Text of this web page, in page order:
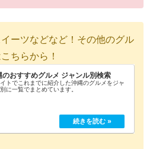
ーツなどなど！その他のグル
ちらから！
のおすすめグルメ ジャンル別検索
トでこれまでに紹介した沖縄のグルメをジャ
に一覧でまとめています。